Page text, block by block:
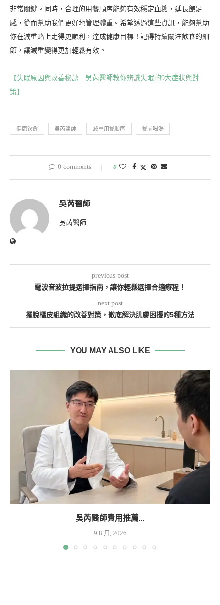
非常關鍵。同時，合理的用餐順序能夠有效穩定血糖，延長飽足
感，從而幫助我們更好地管理體重。希望透過這些資訊，能夠幫助
你在減重路上走得更順利，達成健康目標！記得持續關注飲食的細
節，讓減重變得更加輕鬆有效。
【失眠原因與改善秘訣：吳芮醫師教你辨識失眠的9大症狀與對
策】
健康飲食 吳芮醫師 減重用餐順序 餐前喝湯
0 comments 0
吳芮醫師
吳芮醫師
previous post
電波音波拉提選擇指南，讓你輕鬆選擇合適療程！
next post
擺脫橘皮組織的改善對策，徹底解決肌膚困擾的5種方法
YOU MAY ALSO LIKE
吳芮醫師費用推薦...
9 8 月, 2026